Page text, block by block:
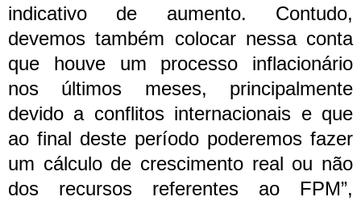
indicativo de aumento. Contudo,
devemos também colocar nessa conta
que houve um processo inflacionário
nos últimos meses, principalmente
devido a conflitos internacionais e que
ao final deste período poderemos fazer
um cálculo de crescimento real ou não
dos recursos referentes ao FPM”,